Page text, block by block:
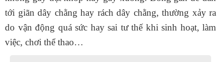
tới giãn dây chằng hay rách dây chằng, thường xảy ra
do vận động quá sức hay sai tư thế khi sinh hoạt, làm
việc, chơi thể thao…